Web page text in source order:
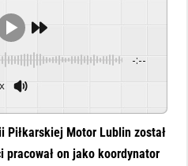
-:--
Piłkarskiej Motor Lublin został
pracował on jako koordynator